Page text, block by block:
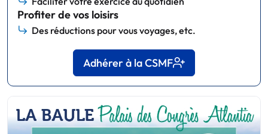
Profiter de vos loisirs
Des réductions pour vous voyages, etc.
Adhérer à la CSMF